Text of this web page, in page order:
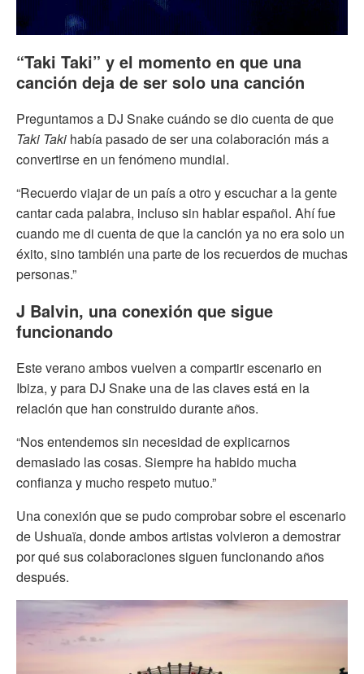
“Taki Taki” y el momento en que una
canción deja de ser solo una canción
Preguntamos a DJ Snake cuándo se dio cuenta de que
Taki Taki había pasado de ser una colaboración más a
convertirse en un fenómeno mundial.
“Recuerdo viajar de un país a otro y escuchar a la gente
cantar cada palabra, incluso sin hablar español. Ahí fue
cuando me di cuenta de que la canción ya no era solo un
éxito, sino también una parte de los recuerdos de muchas
personas.”
J Balvin, una conexión que sigue
funcionando
Este verano ambos vuelven a compartir escenario en
Ibiza, y para DJ Snake una de las claves está en la
relación que han construido durante años.
“Nos entendemos sin necesidad de explicarnos
demasiado las cosas. Siempre ha habido mucha
confianza y mucho respeto mutuo.”
Una conexión que se pudo comprobar sobre el escenario
de Ushuaïa, donde ambos artistas volvieron a demostrar
por qué sus colaboraciones siguen funcionando años
después.